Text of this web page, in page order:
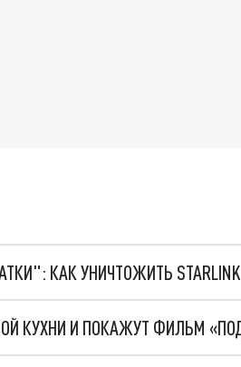
КАК УНИЧТОЖИТЬ STARLINK